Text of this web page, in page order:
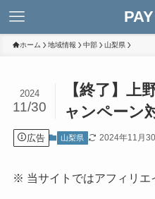
ホーム 地域情報 中部 山梨県
【終了】上
ャンペーン
2024
11/30
広告 山梨県 2024年11月
※ 当サイトではアフィリエ